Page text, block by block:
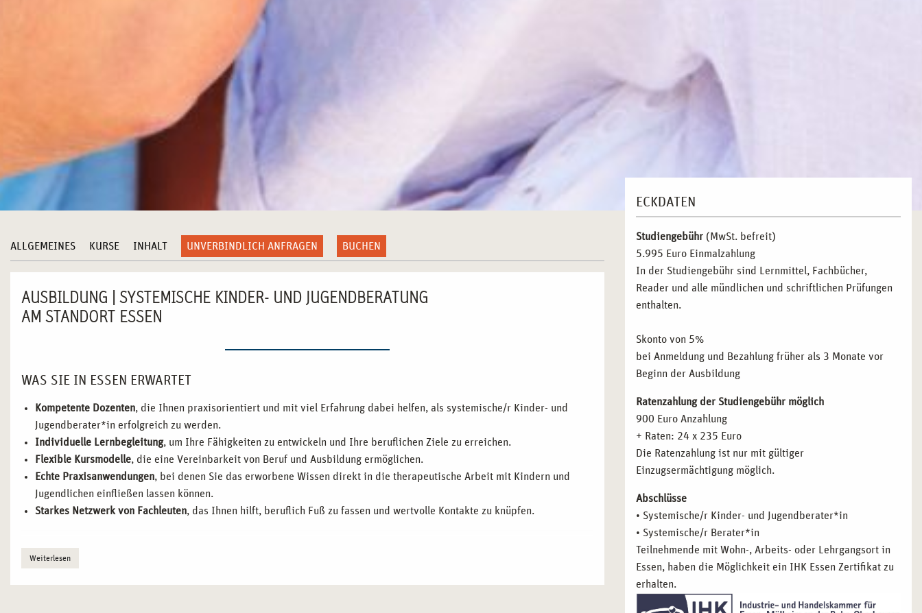
ALLGEMEINES KURSE INHALT UNVERBINDLICH ANFRAGEN BUCHEN
AUSBILDUNG | SYSTEMISCHE KINDER- UND JUGENDBERATUNG
AM STANDORT ESSEN
WAS SIE IN ESSEN ERWARTET
Kompetente Dozenten, die Ihnen praxisorientiert und mit viel Erfahrung dabei helfen, als systemische/r Kinder- und
Jugendberater*in erfolgreich zu werden.
Individuelle Lernbegleitung, um Ihre Fähigkeiten zu entwickeln und Ihre beruflichen Ziele zu erreichen.
Flexible Kursmodelle, die eine Vereinbarkeit von Beruf und Ausbildung ermöglichen.
Echte Praxisanwendungen, bei denen Sie das erworbene Wissen direkt in die therapeutische Arbeit mit Kindern und
Jugendlichen einfließen lassen können.
Starkes Netzwerk von Fachleuten, das Ihnen hilft, beruflich Fuß zu fassen und wertvolle Kontakte zu knüpfen.
WARUM ESSEN EIN IDEALER STANDORT FÜR IHRE AUSBILDUNG IST
Weiterlesen
ECKDATEN
Studiengebühr (MwSt. befreit)
5.995 Euro Einmalzahlung
In der Studiengebühr sind Lernmittel, Fachbücher,
Reader und alle mündlichen und schriftlichen Prüfungen
enthalten.
Skonto von 5%
bei Anmeldung und Bezahlung früher als 3 Monate vor
Beginn der Ausbildung
Ratenzahlung der Studiengebühr möglich
900 Euro Anzahlung
+ Raten: 24 x 235 Euro
Die Ratenzahlung ist nur mit gültiger
Einzugsermächtigung möglich.
Abschlüsse
• Systemische/r Kinder- und Jugendberater*in
• Systemische/r Berater*in
Teilnehmende mit Wohn-, Arbeits- oder Lehrgangsort in
Essen, haben die Möglichkeit ein IHK Essen Zertifikat zu
erhalten.